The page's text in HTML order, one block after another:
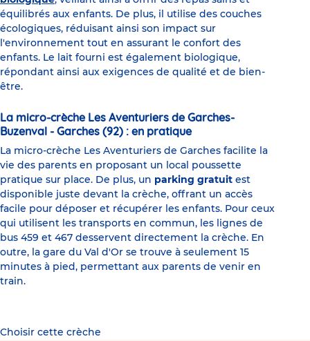
équilibrés aux enfants. De plus, il utilise des couches
écologiques, réduisant ainsi son impact sur
l'environnement tout en assurant le confort des
enfants. Le lait fourni est également biologique,
répondant ainsi aux exigences de qualité et de bien-
être.
La micro-crèche Les Aventuriers de Garches-
Buzenval - Garches (92) : en pratique
La micro-crèche Les Aventuriers de Garches facilite la
vie des parents en proposant un local poussette
pratique sur place. De plus, un parking gratuit est
disponible juste devant la crèche, offrant un accès
facile pour déposer et récupérer les enfants. Pour ceux
qui utilisent les transports en commun, les lignes de
bus 459 et 467 desservent directement la crèche. En
outre, la gare du Val d'Or se trouve à seulement 15
minutes à pied, permettant aux parents de venir en
train.
Choisir cette crèche